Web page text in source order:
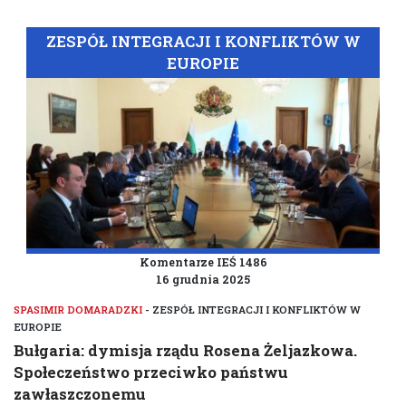
ZESPÓŁ INTEGRACJI I KONFLIKTÓW W
EUROPIE
Komentarze IEŚ 1486
16 grudnia 2025
SPASIMIR DOMARADZKI - ZESPÓŁ INTEGRACJI I KONFLIKTÓW W
EUROPIE
Bułgaria: dymisja rządu Rosena Żeljazkowa.
Społeczeństwo przeciwko państwu
zawłaszczonemu